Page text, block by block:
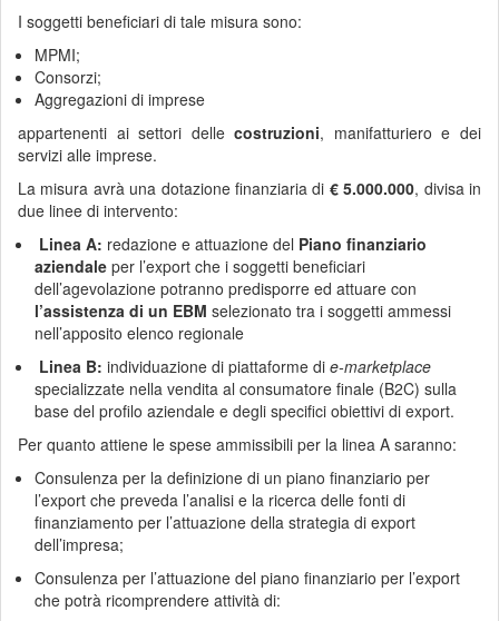
I soggetti beneficiari di tale misura sono:
MPMI;
Consorzi;
Aggregazioni di imprese
appartenenti ai settori dellecostruzioni, manifatturiero e dei
servizi alle imprese.
La misura avrà una dotazione finanziaria di € 5.000.000, divisa in
due linee di intervento:
Linea A: redazione e attuazione del Piano finanziario
aziendale per l’export che i soggetti beneficiari
dell’agevolazione potranno predisporre ed attuare con
l’assistenza di un EBM selezionato tra i soggetti ammessi
nell’apposito elenco regionale
Linea B: individuazione di piattaforme di e-marketplace
specializzate nella vendita al consumatore finale (B2C) sulla
base del profilo aziendale e degli specifici obiettivi di export.
Per quanto attiene le spese ammissibili per la linea A saranno:
Consulenza per la definizione di un piano finanziario per
l’export che preveda l’analisi e la ricerca delle fonti di
finanziamento per l’attuazione della strategia di export
dell’impresa;
Consulenza per l’attuazione del piano finanziario per l’export
che potrà ricomprendere attività di: